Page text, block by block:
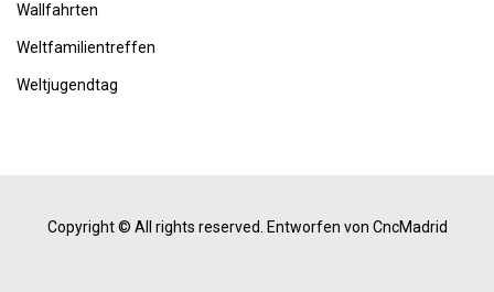
Wallfahrten
Weltfamilientreffen
Weltjugendtag
Copyright © All rights reserved. Entworfen von CncMadrid